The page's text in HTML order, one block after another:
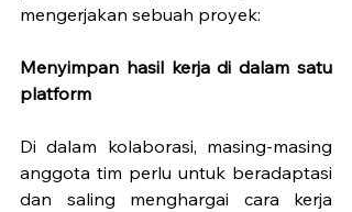
mengerjakan sebuah proyek:
Menyimpan hasil kerja di dalam satu
platform
Di dalam kolaborasi, masing-masing
anggota tim perlu untuk beradaptasi
dan saling menghargai cara kerja